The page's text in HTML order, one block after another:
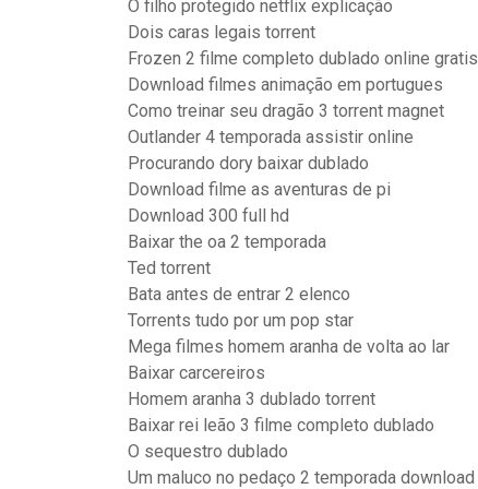
O filho protegido netflix explicação
Dois caras legais torrent
Frozen 2 filme completo dublado online gratis
Download filmes animação em portugues
Como treinar seu dragão 3 torrent magnet
Outlander 4 temporada assistir online
Procurando dory baixar dublado
Download filme as aventuras de pi
Download 300 full hd
Baixar the oa 2 temporada
Ted torrent
Bata antes de entrar 2 elenco
Torrents tudo por um pop star
Mega filmes homem aranha de volta ao lar
Baixar carcereiros
Homem aranha 3 dublado torrent
Baixar rei leão 3 filme completo dublado
O sequestro dublado
Um maluco no pedaço 2 temporada download